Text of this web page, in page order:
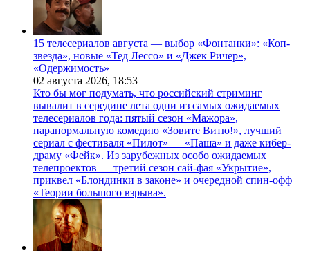
15 телесериалов августа — выбор «Фонтанки»: «Коп-
звезда», новые «Тед Лессо» и «Джек Ричер»,
«Одержимость»
02 августа 2026, 18:53
Кто бы мог подумать, что российский стриминг
вывалит в середине лета одни из самых ожидаемых
телесериалов года: пятый сезон «Мажора»,
паранормальную комедию «Зовите Витю!», лучший
сериал с фестиваля «Пилот» — «Паша» и даже кибер-
драму «Фейк». Из зарубежных особо ожидаемых
телепроектов — третий сезон сай-фая «Укрытие»,
приквел «Блондинки в законе» и очередной спин-офф
«Теории большого взрыва».